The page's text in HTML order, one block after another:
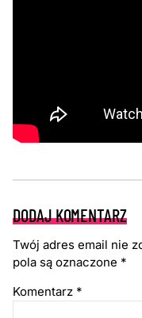
DODAJ KOMENTARZ
Twój adres email nie
pola są oznaczone *
Komentarz *